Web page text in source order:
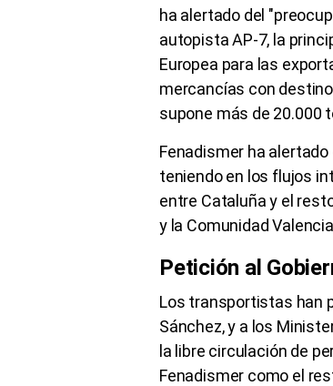
ha alertado del
autopista AP-7, la
Europea para las
mercancías con
supone más de 20.000
Fenadismer ha
teniendo en los flujos
entre Cataluña y el
y la Comunidad
Petición al
Los transportistas han
Sánchez, y a los
la libre circulación de
Fenadismer como el